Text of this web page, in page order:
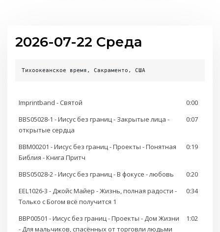
2026-07-22 Среда
Тихоокеанское время, Сакраменто, США
Imprintband - Святой
0:00
BBS05028-1 - Иисус без границ - Закрытые лица -
открытые сердца
0:07
BBM00201 - Иисус без границ - Проекты - Понятная
Библия - Книга Притч
0:19
BBS05028-2 - Иисус без границ - В фокусе - любовь
0:20
EEL1026-3 - Джойс Майер - Жизнь, полная радости -
Только с Богом всё получится 1
0:34
BBP00501 - Иисус без границ - Проекты - Дом Жизни
- Для мальчиков, спасённых от торговли людьми
1:02